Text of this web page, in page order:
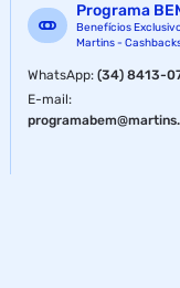
Programa
Benefícios
Martins -
WhatsApp:(34) 8413-
E-mail: